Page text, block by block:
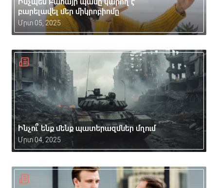
բարելավել մեր միկրոբիոմը
Մրտ 05, 2025
Ինչու՞ ենք մենք պատերազմներ մղում
Մրտ 04, 2025